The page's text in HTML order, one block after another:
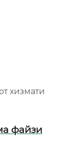
хизмати
файзи